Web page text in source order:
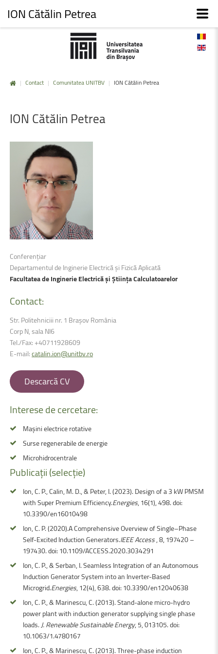
| Contact | Comunitatea UNITBV | ION Cătălin Petrea
ION Cătălin Petrea
Conferențiar
Departamentul de Inginerie Electrică şi Fizică Aplicată
Facultatea de Inginerie Electrică şi Ştiința Calculatoarelor
Contact:
Str. Politehniciii nr. 1 Brașov România
Corp N, sala NI6
Tel./Fax: +40711928609
E-mail:catalin.ion@unitbv.ro
Descarcă CV
Interesedecercetare:
Mașini electrice rotative
Surse regenerabile de energie
Microhidrocentrale
Publicații(selecție)
Ion, C. P., Calin, M. D., & Peter, I. (2023). Design of a 3 kW PMSM
with Super Premium Efficiency.Energies, 16(1), 498. doi:
10.3390/en16010498
Ion, C. P. (2020).A Comprehensive Overview of Single–Phase
Self-Excited Induction Generators.IEEE Access, 8, 197420 –
197430. doi: 10.1109/ACCESS.2020.3034291
Ion, C. P., & Serban, I. Seamless Integration of an Autonomous
Induction Generator System into an Inverter-Based
Microgrid.Energies, 12(4), 638. doi: 10.3390/en12040638
Ion, C. P., & Marinescu, C. (2013). Stand-alone micro-hydro
power plant with induction generator supplying single phase
loads. J. Renewable Sustainable Energy, 5, 013105. doi:
10.1063/1.4780167
Ion, C. P., & Marinescu, C. (2013). Three-phase induction
ION Cătălin Petrea